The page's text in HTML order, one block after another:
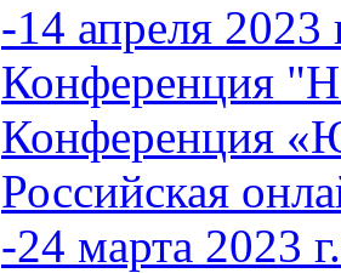
-14 апреля 2023
Конференция
Конференция
Российская
-24 марта 2023